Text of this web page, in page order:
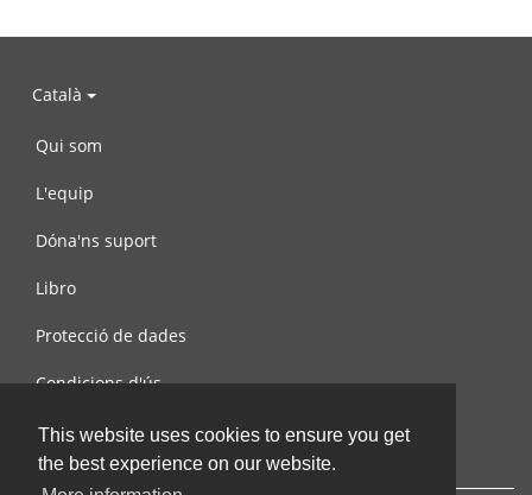
This website uses cookies to ensure you get
the best experience on our website.
Català
Qui som
L'equip
Dóna'ns suport
Libro
Protecció de dades
Condicions d'ús
Contacta amb nosaltres